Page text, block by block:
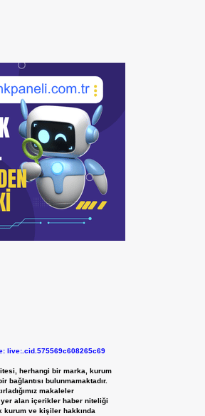
live:.cid.575569c608265c69
herhangi bir marka, kurum
bağlantısı bulunmamaktadır.
makaleler
yer alan içerikler haber niteliği
kurum ve kişiler hakkında